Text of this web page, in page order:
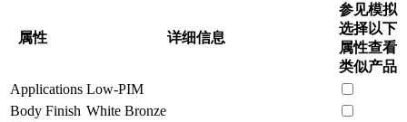
属性 详细信息
参见模拟
选择以下
属性查看
类似产品
Applications Low-PIM
Body Finish White Bronze